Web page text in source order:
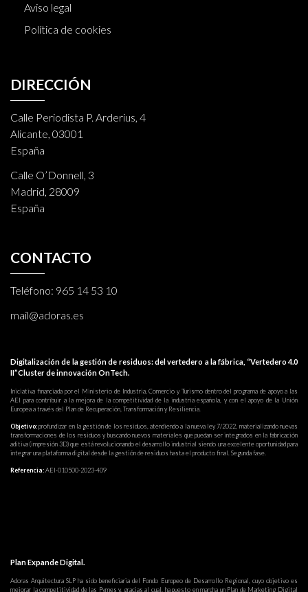
Aviso legal
Política de cookies
DIRECCIÓN
Calle Periodista P. Arderius, 4
Alicante, 03001
España
Calle O’Donnell, 3
Madrid, 28009
España
CONTACTO
Teléfono: 965 14 53 10
mail@adoras.es
Digitalización de la gestión de residuos: del vertedero a la fábrica, “Vertedero 4.0
II”Cluster de innovación OnTech.
Iniciativa financiada por el Ministerio de Industria, Comercio y Turismo dentro del programa de apoyo a las
AEI para contribuir a la mejora de la competitividad de la industria española, y con el apoyo de la Unión
Europea a través del Plan de Recuperación, Transformación y Resiliencia.
Objetivo:profundizar en la gestión de los residuos, atendiendo a la nueva ley 7/2022, materializando nuevas
transformaciones de los residuos y buscando nuevos materiales que puedan ser integrados en la fabricación
aditiva (impresión 3D) que está revolucionando el desarrollo industrial siendo una excelente oportunidad para
integrar una plataforma digital desde la gestión de residuos hasta el producto final. Segunda fase.
Referencia:AEI-010500-2023-409
Plan Expande Digital.
Adoras Arquitectura SLP ha sido beneficiaria del Fondo Europeo de Desarrollo Regional, cuyo objetivo es
mejorar la competitividad de las Pymes y, gracias al cual, ha puesto en marcha un Plan de Marketing Digital